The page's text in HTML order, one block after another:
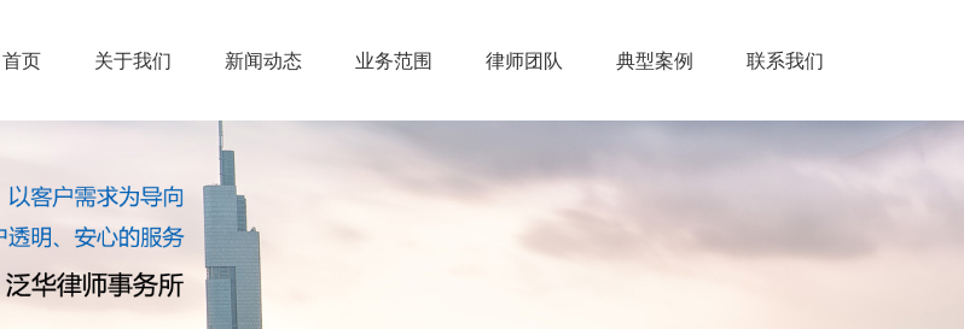
首页 关于我们 新闻动态 业务范围 律师团队 典型案例 联系我们